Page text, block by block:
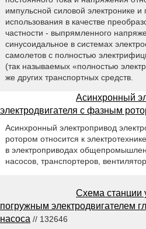
импульсной силовой электронике и
использования в качестве
частности - выпрямленного
синусоидальное в системах
самолетов с полностью
(так называемых «полностью
же других транспортных средств.
Асинхронный
электродвигателя с фазным
Асинхронный электропривод
ротором относится к
в электроприводах
насосов, транспортеров,
Схема станции
погружным электродвигателем
насоса // 132646